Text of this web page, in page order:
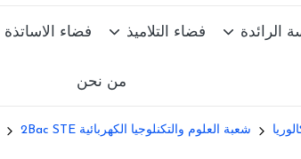
الرائدة فضاء التلاميذ فضاء الاساتذة
من نحن
شعبة العلوم والتكنلوجيا الكهربائية 2Bac STE